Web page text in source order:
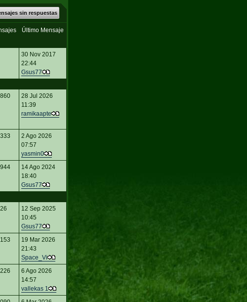
sin respuestas
Último Mensaje
30 Nov 2017
22:44
Gsus77
28 Jul 2026
11:39
ramikaapte
2 Ago 2026
07:57
yasmin0
14 Ago 2024
18:40
Gsus77
12 Sep 2025
10:45
Gsus77
19 Mar 2026
21:43
Space_Vi
6 Ago 2026
14:57
vallekas 1